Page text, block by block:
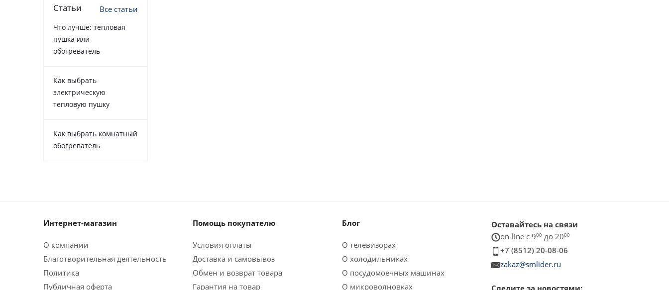
Статьи Все статьи
Что лучше: тепловая
пушка или
обогреватель
Как выбрать
электрическую
тепловую пушку
Как выбрать комнатный
обогреватель
Интернет-магазин
О компании
Благотворительная деятельность
Политика
Публичная оферта
Помощь покупателю
Условия оплаты
Доставка и самовывоз
Обмен и возврат товара
Гарантия на товар
Блог
О телевизорах
О холодильниках
О посудомоечных машинах
О микроволновках
Оставайтесь на связи
on-line c 900 до 2000
+7 (8512) 20-08-06
zakaz@smlider.ru
Следите за новостями: